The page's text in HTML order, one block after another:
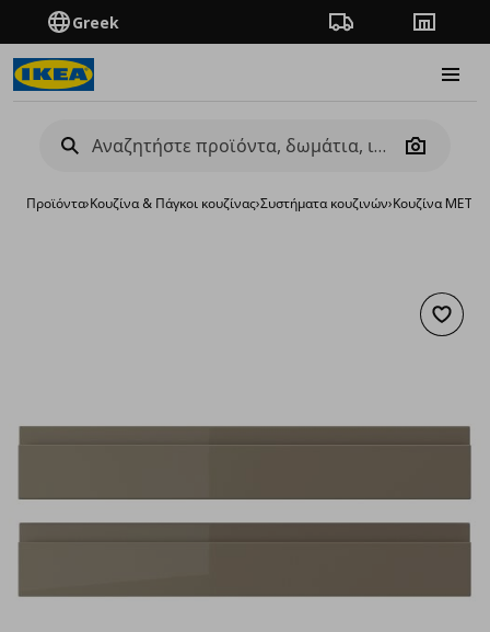
Greek Πορεία παραγγελίας
Camera
Προϊόντα›Κουζίνα & Πάγκοι κουζίνας›Συστήματα κουζινών›Κουζίνα